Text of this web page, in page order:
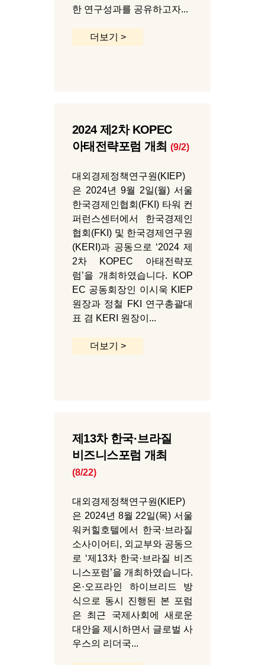
한 연구성과를 공유하고자...
더보기 >
2024 제2차 KOPEC
아태전략포럼 개최 (9/2)
대외경제정책연구원(KIEP)
은 2024년 9월 2일(월) 서울
한국경제인협회(FKI) 타워 컨
퍼런스센터에서 한국경제인
협회(FKI) 및 한국경제연구원
(KERI)과 공동으로 ‘2024 제
2차 KOPEC 아태전략포
럼’을 개최하였습니다. KOP
EC 공동회장인 이시욱 KIEP
원장과 정철 FKI 연구총괄대
표 겸 KERI 원장이...
더보기 >
제13차 한국·브라질
비즈니스포럼 개최
(8/22)
대외경제정책연구원(KIEP)
은 2024년 8월 22일(목) 서울
워커힐호텔에서 한국·브라질
소사이어티, 외교부와 공동으
로 ‘제13차 한국·브라질 비즈
니스포럼’을 개최하였습니다.
온·오프라인 하이브리드 방
식으로 동시 진행된 본 포럼
은 최근 국제사회에 새로운
대안을 제시하면서 글로벌 사
우스의 리더국...